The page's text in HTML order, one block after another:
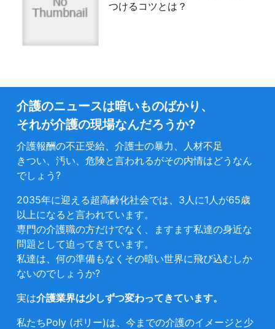
つけるコツとは？
介護のニュースは暗いものばかり、
それが介護の現場なんだろうか?
介護報酬の不正受給、介護士の暴力、人材不足
きつい、汚い、危険と言われるがその内情はどうなん
でしょう?
2035年に迎える超高齢化社会では、3人に1人が65歳
以上になると言われています。
専門の介護職の方だけでなく、ますます私達の身近な
問題として迫ってきています。
私達は、何の準備もなくその暗い世界に飛び込むしか
ないのでしょうか?
実は介護業界は少しずつ変わってきています。
私たちPoly (ポリー)は、今までの介護のイメージと少